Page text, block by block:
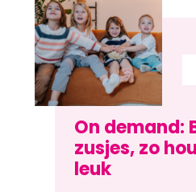
On demand:
zusjes, zo
leuk